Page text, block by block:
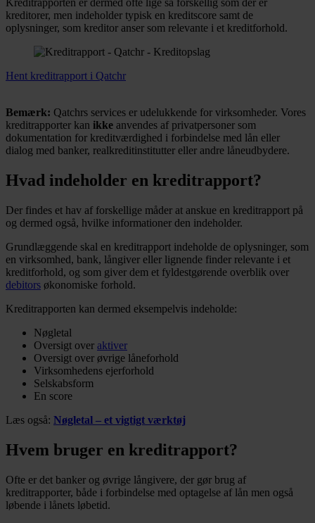
Kreditrapporten er dermed ofte lige så forskellig som der er
kreditorer, men indeholder typisk en kreditscore samt de
oplysninger, som kreditor anser som relevante i et kreditforhold.
Hent kreditrapport i Qatchr
Bemærk: Qatchrs services er udelukkende for virksomheder. Vores
kreditrapporter kan ikke anvendes af privatpersoner som
dokumentation for kreditværdighed i forbindelse med lån eller
dialog med banker, realkreditinstitutter eller andre låneudbydere.
Hvad indeholder en kreditrapport?
Der findes et hav af forskellige måder at anskue en kreditrapport på
og dermed også, hvilke informationer den indeholder.
Grundlæggende skal en kreditrapport indeholde de oplysninger, som
en virksomhed, bank, långiver eller lignende finder relevante i et
kreditforhold, og som giver dem et fyldestgørende overblik over
debitors økonomiske forhold.
Kreditrapporten kan dermed eksempelvis indeholde:
Nøgletal
Oversigt over aktiver
Oversigt over øvrige låneforhold
Virksomhedens ejerforhold
Selskabsform
En score
Læs også: Nøgletal – et vigtigt værktøj
Hvem bruger en kreditrapport?
Ofte er det banker og øvrige långivere, der gør brug af
kreditrapporter, både i forbindelse med optagelse af lån men også
løbende i lånets løbetid.